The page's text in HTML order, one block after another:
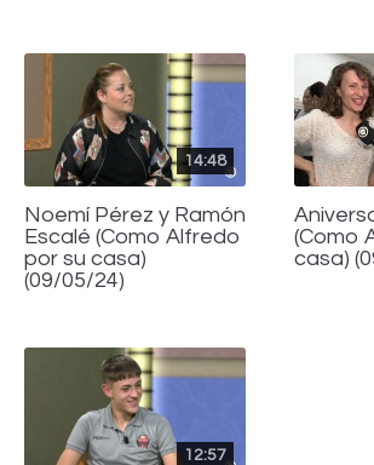
14:48
Noemí Pérez y Ramón
Escalé (Como Alfredo
por su casa)
(09/05/24)
(Como
casa)
12:57